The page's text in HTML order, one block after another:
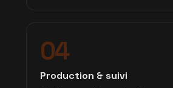
04
Production & suivi